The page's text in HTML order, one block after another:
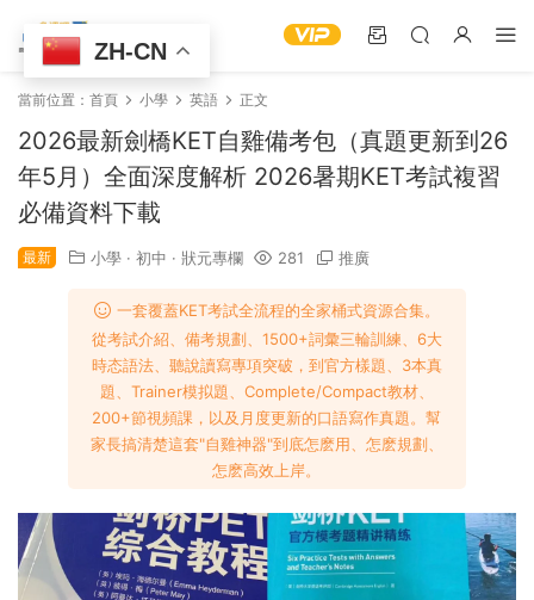
當前位置： 首頁 小學 英語 正文
2026最新劍橋KET自雞備考包（真題更新到26
年5月）全面深度解析 2026暑期KET考試複習
必備資料下載
最新 小學 · 初中 · 狀元專欄 281 推廣
一套覆蓋KET考試全流程的全家桶式資源合集。
從考試介紹、備考規劃、1500+詞彙三輪訓練、6大
時态語法、聽說讀寫專項突破，到官方樣題、3本真
題、Trainer模拟題、Complete/Compact教材、
200+節視頻課，以及月度更新的口語寫作真題。幫
家長搞清楚這套"自雞神器"到底怎麽用、怎麽規劃、
怎麽高效上岸。
ZH-CN